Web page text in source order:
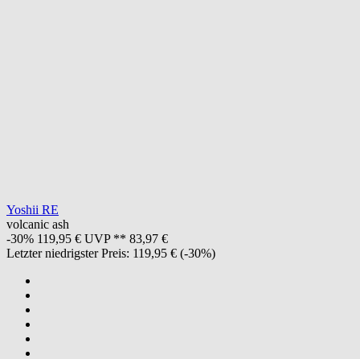
Yoshii RE
volcanic ash
-30% 119,95 € UVP ** 83,97 €
Letzter niedrigster Preis: 119,95 € (-30%)